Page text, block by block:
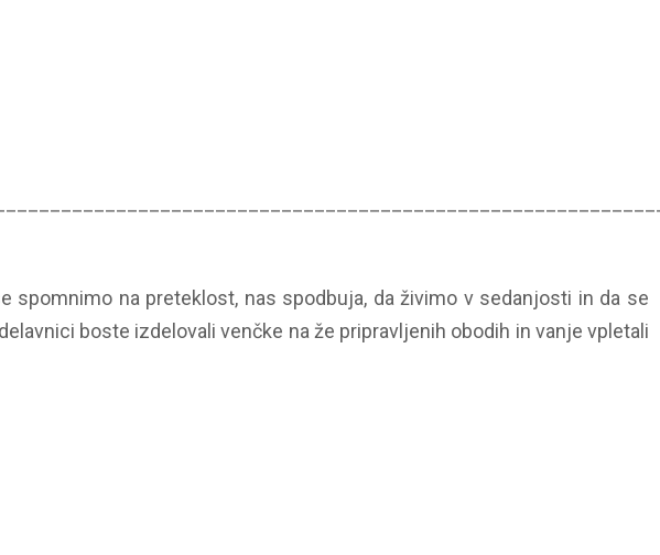
na preteklost, nas spodbuja, da živimo v sedanjosti in da se
boste izdelovali venčke na že pripravljenih obodih in vanje vpletali